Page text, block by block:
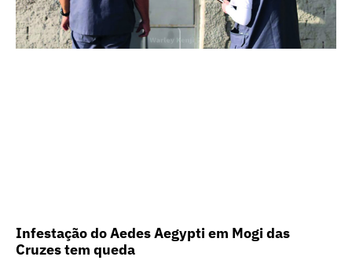
Infestação do Aedes Aegypti em Mogi das
Cruzes tem queda